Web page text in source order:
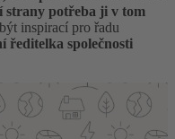
strany potřeba ji v tom
inspirací pro řadu
ředitelka společnosti